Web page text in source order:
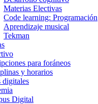
Materias Electivas
Code learning: Programación
Aprendizaje musical
Tekman
para foráneos
y horarios
digitales
Digital